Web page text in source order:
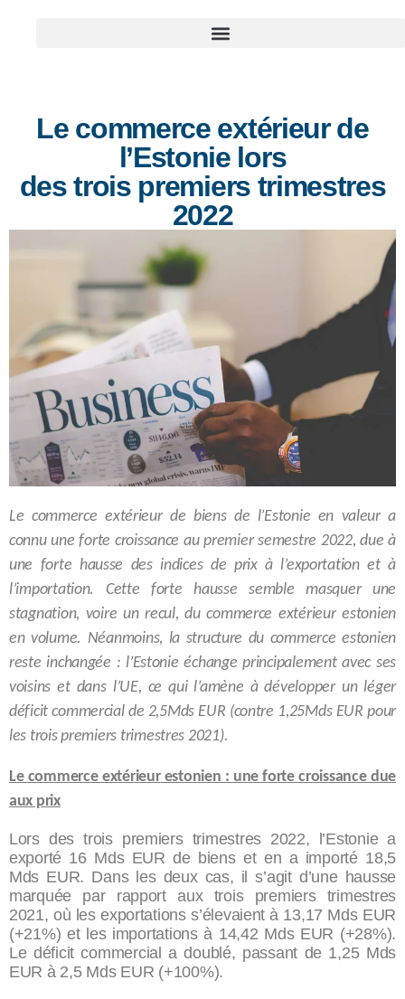
Le commerce extérieur de
l’Estonie lors
des trois premiers trimestres
2022
Le commerce extérieur de biens de l’Estonie en valeur a
connu une forte croissance au premier semestre 2022, due à
une forte hausse des indices de prix à l’exportation et à
l’importation. Cette forte hausse semble masquer une
stagnation, voire un recul, du commerce extérieur estonien
en volume. Néanmoins, la structure du commerce estonien
reste inchangée : l’Estonie échange principalement avec ses
voisins et dans l’UE, ce qui l’amène à développer un léger
déficit commercial de 2,5Mds EUR (contre 1,25Mds EUR pour
les trois premiers trimestres 2021).
Le commerce extérieur estonien : une forte croissance due
aux prix
Lors des trois premiers trimestres 2022, l’Estonie a
exporté 16 Mds EUR de biens et en a importé 18,5
Mds EUR. Dans les deux cas, il s’agit d’une hausse
marquée par rapport aux trois premiers trimestres
2021, où les exportations s’élevaient à 13,17 Mds EUR
(+21%) et les importations à 14,42 Mds EUR (+28%).
Le déficit commercial a doublé, passant de 1,25 Mds
EUR à 2,5 Mds EUR (+100%).